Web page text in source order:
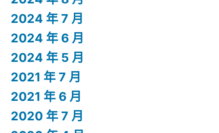
2024 年 7 月
2024 年 6 月
2024 年 5 月
2021 年 7 月
2021 年 6 月
2020 年 7 月